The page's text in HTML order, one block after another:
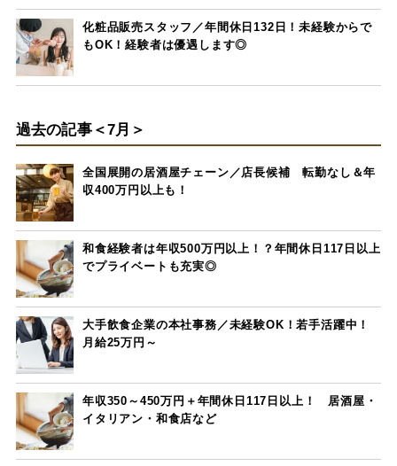
化粧品販売スタッフ／年間休日132日！未経験からで
もOK！経験者は優遇します◎
過去の記事＜7月＞
全国展開の居酒屋チェーン／店長候補 転勤なし＆年
収400万円以上も！
和食経験者は年収500万円以上！？年間休日117日以上
でプライベートも充実◎
大手飲食企業の本社事務／未経験OK！若手活躍中！
月給25万円～
年収350～450万円＋年間休日117日以上！ 居酒屋・
イタリアン・和食店など